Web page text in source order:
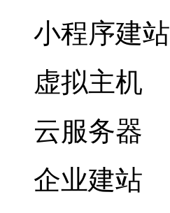
小程序建站
虚拟主机
云服务器
企业建站